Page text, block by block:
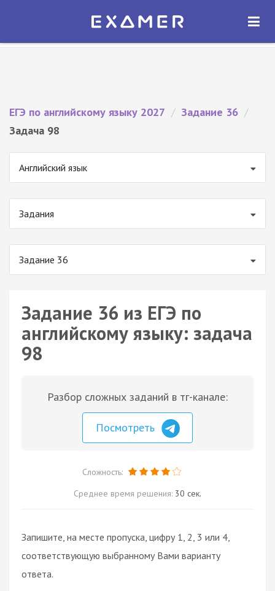
Экзамер — ЕГЭ 2027
ОТКРЫТЬ
ЕГЭ по английскому языку 2027 / Задание 36 /
Задача 98
Английский язык
Задания
Задание 36
Задание 36 из ЕГЭ по
английскому языку: задача
98
Разбор сложных заданий в тг-канале:
Посмотреть
Сложность:
Среднее время решения: 30 сек.
Запишите, на месте пропуска, цифру 1, 2, 3 или 4,
соответствующую выбранному Вами варианту
ответа.